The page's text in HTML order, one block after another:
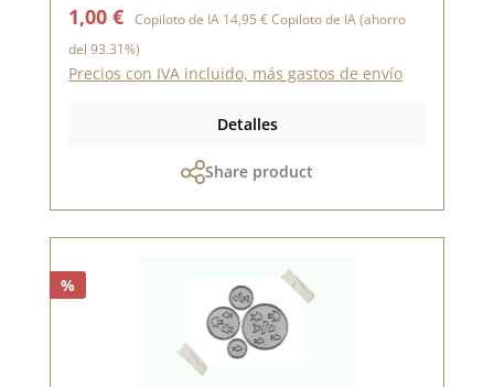
Precio de venta:
1,00 € Copiloto de IA Precio normal:
14,95 €Copiloto de IA(ahorro
del 93.31%)
Precios con IVA incluido, más gastos de envío
Detalles
Share product
%